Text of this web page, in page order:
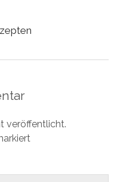
veröffentlicht.